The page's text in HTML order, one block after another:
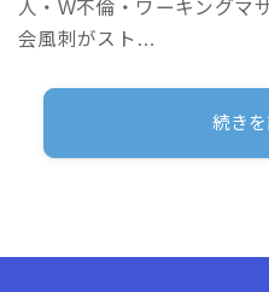
人・W不倫・ワーキングマ
会風刺がスト…
続き